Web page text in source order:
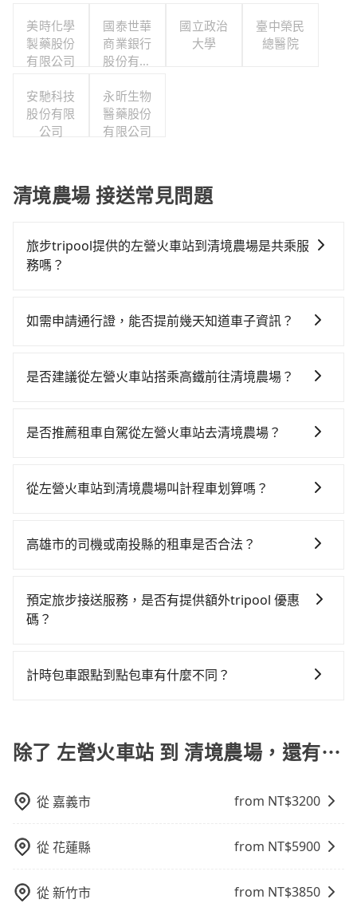
美時化學
製藥股份
有限公司
國泰世華
商業銀行
股份有限
國立政治
大學
臺中榮民
總醫院
安馳科技
股份有限
公司
永昕生物
醫藥股份
有限公司
清境農場 接送常見問題
旅步tripool提供的左營火車站到清境農場是共乘服
務嗎？
預約時都依照乘客需求做選擇。如需專車接送，車內除
性調度安排，路線上會盡可能以順路為優先，載客數也
如需申請通行證，能否提前幾天知道車子資訊？
供用車前一天凌晨六點前取消訂單的服務。所以我們會
可事先將您的需求寄至旅步的客服信箱：
是否建議從左營火車站搭乘高鐵前往清境農場？
貴！從最早05:50一直到22:55，左營-台中一天最多有90
票、通過閘口、並在月台上等待列車的到來，大概又過
站、等待車站前排班的計程車，搭上小黃後約花100分
高鐵加轉乘之平均每人花費為1,590元。但如果全程使用
tripool並到府專車接送，則每人平均花費約1,440元，
不是這麼趕時間的人來說，預約tripool還是比較划算
是否推薦租車自駕從左營火車站去清境農場？
時不需要閉目養神（因為要自己開車），最重要的是你
$115~205承租小轎車，每公里再額外加收$3.2，從左營
回），雖已將eTag和可能的每小時40元路邊停車費用預
估進去，但額外的汽車保險與可能的罰單都需自付。再
數超過四位，更是沒有較大的七人座或九人座可供選
會遇到明明已經預約了時間但上一位用戶卻遲遲尚未歸
車或者要載其他乘客的人來說就有不小的風險。最後，
雖然路邊隨租隨還看似方便，但實際使用時還是有其區
距離，在遇到下雨天或者載行李時，就顯得非常不便。
從左營火車站到清境農場叫計程車划算嗎？
灣大車隊、Uber、Line Taxi、Yoxi等，如果在路邊攔不
格約為5,215~6,300元間，但如改預約tripool可省高達
$500。但如果要考慮到回程，南投縣僅有合法計程車約
場的跳表小黃可能較為便宜，但當你們人數超過四位
高雄市的司機或南投縣的租車是否合法？
車、私家車或野雞車在招攬生意，這不僅是違法可能被
警察臨檢並趕下車，出意外後保險公司更是不會提供任
風險。而tripool雇用的司機、使用的車輛以及配合的車
不是R或T開頭的車，就一定是違法。
預定旅步接送服務，是否有提供額外tripool 優惠
碼？
折優惠，只需在預定去程時勾選下方選項：「預定來
計時包車跟點到點包車有什麼不同？
費，通常以每小時為單位，客戶可以根據自己的需要預
定一定時間的包車服務。這種服務適用於需要在城市內
等。 點到點包車：點到點包車是按照里程和目的地來計
線和里程來計算費用。這種服務通常適用於單程或從一
個城市到另一個城市的長途包車。
除了 左營火車站 到 清境農場，還有⋯
從 嘉義市 from NT$3200
從花蓮縣 from NT$5900
從新竹市 from NT$3850